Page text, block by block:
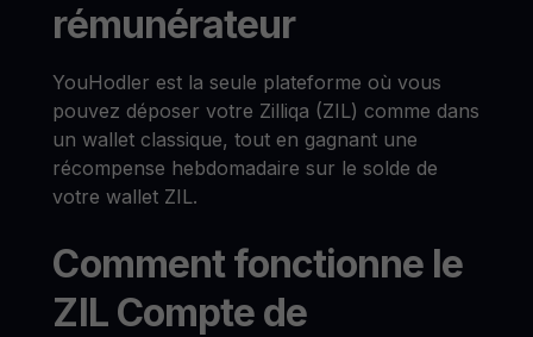
rémunérateur
YouHodler est la seule plateforme où vous
pouvez déposer votre Zilliqa (ZIL) comme dans
un wallet classique, tout en gagnant une
récompense hebdomadaire sur le solde de
votre wallet ZIL.
Comment fonctionne le
ZIL Compte de